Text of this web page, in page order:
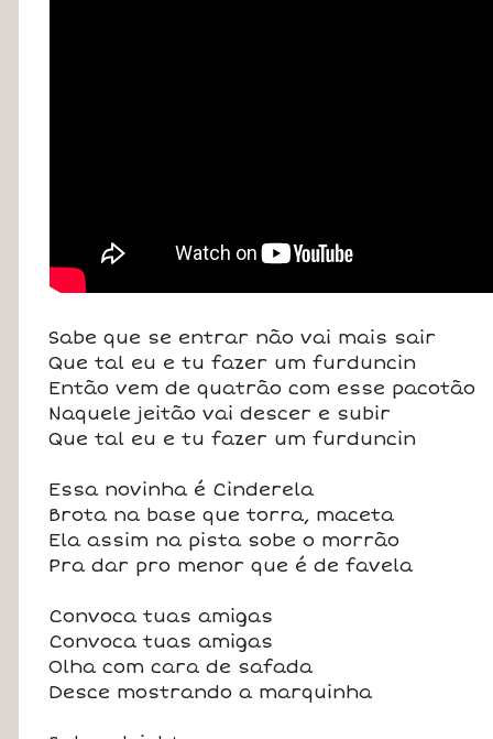
Sabe que se entrar não vai mais sair
Que tal eu e tu fazer um furduncin
Então vem de quatrão com esse pacotão
Naquele jeitão vai descer e subir
Que tal eu e tu fazer um furduncin
Essa novinha é Cinderela
Brota na base que torra, maceta
Ela assim na pista sobe o morrão
Pra dar pro menor que é de favela
Convoca tuas amigas
Convoca tuas amigas
Olha com cara de safada
Desce mostrando a marquinha